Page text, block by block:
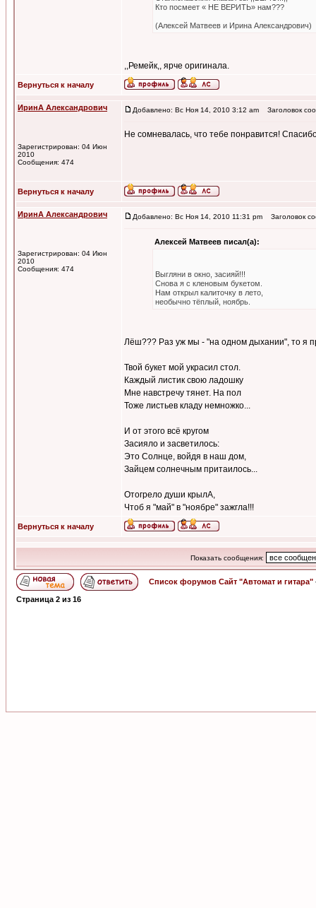
Кто посмеет « НЕ ВЕРИТЬ» нам???
(Алексей Матвеев и Ирина Александрович)
,,Ремейк,, ярче оригинала.
Вернуться к началу
ИринА Александрович
Зарегистрирован: 04 Июн
2010
Сообщения: 474
Добавлено: Вс Ноя 14, 2010 3:12 am Заголовок
Не сомневалась, что тебе понравится!
Вернуться к началу
ИринА Александрович
Зарегистрирован: 04 Июн
2010
Сообщения: 474
Добавлено: Вс Ноя 14, 2010 11:31 pm Заголовок
Алексей Матвеев писал(а):
Выгляни в окно, засияй!!!
Снова я с кленовым букетом.
Нам открыл калиточку в лето,
необычно тёплый, ноябрь.
Лёш??? Раз уж мы - "на одном дыхании", то я
Твой букет мой украсил стол.
Каждый листик свою ладошку
Мне навстречу тянет. На пол
Тоже листьев кладу немножко...
И от этого всё кругом
Засияло и засветилось:
Это Солнце, войдя в наш дом,
Зайцем солнечным притаилось...
Отогрело души крылА,
Чтоб я "май" в "ноябре" зажгла!!!
Вернуться к началу
Показать сообщения:
Список форумов Сайт "Автомат и гитара"
Страница 2 из 16